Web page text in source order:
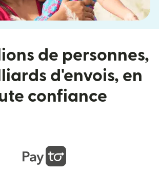
de personnes,
d'envois, en
confiance